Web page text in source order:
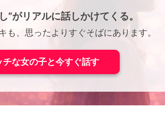
”がリアルに話しかけてくる。
も、思ったよりすぐそばにあります。
チな女の子と今すぐ話す